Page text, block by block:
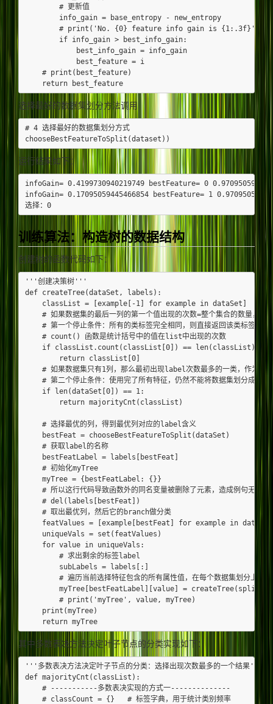
        # 更新值
        info_gain = base_entropy - new_entropy
# print('No. {0} feature info gain is
        if info_gain > best_info_gain:
            best_info_gain = info_gain
            best_feature = i
    # print(best_feature)
选择最好的数据集划分方法调用
# 4 选择最好的数据集划分方式
运行结果如下：
infoGain= 0.4199730940219749 bestFeature= 0
infoGain= 0.17095059445466854 bestFeature= 1
训练算法：构造树的数据结构
创建树的函数代码如下：
'''创建决策树'''
def createTree(dataSet, labels):
    classList = [example[-1] for example in dataSet]
# 如果数据集的最后一列的第一个值出现的次数=整个集合的数量，也
    # 第一个停止条件：所有的类标签完全相同，则直接返回该类标签。
    # count() 函数是统计括号中的值在list中出现的次数
    if classList.count(classList[0]) == len(classList):
        return classList[0]
    # 如果数据集只有1列，那么最初出现label次数最多的一类，作为结果
# 第二个停止条件：使用完了所有特征，仍然不能将数据集划分成仅包
    if len(dataSet[0]) == 1:
        return majorityCnt(classList)
    # 选择最优的列，得到最优列对应的label含义
    bestFeat = chooseBestFeatureToSplit(dataSet)
    # 获取label的名称
    bestFeatLabel = labels[bestFeat]
    # 初始化myTree
    myTree = {bestFeatLabel: {}}
# 所以这行代码导致函数外的同名变量被删除了元素，造成例句无
    # del(labels[bestFeat])
    # 取出最优列，然后它的branch做分类
featValues = [example[bestFeat] for example in
    uniqueVals = set(featValues)
    for value in uniqueVals:
        # 求出剩余的标签label
        subLabels = labels[:]
# 遍历当前选择特征包含的所有属性值，在每个数据集划分上递
myTree[bestFeatLabel][value] =
        # print('myTree', value, myTree)
    print(myTree)
其中多数表决方法决定叶子节点的分类实现如下：
'''多数表决方法决定叶子节点的分类：选择出现次数最多的一个结果'''
def majorityCnt(classList):
    # -----------多数表决实现的方式一--------------
    # classCount = {}   # 标签字典，用于统计类别频率